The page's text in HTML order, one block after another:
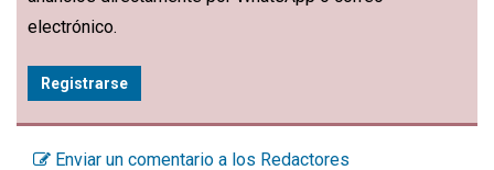
electrónico.
Registrarse
Enviar un comentario a los Redactores